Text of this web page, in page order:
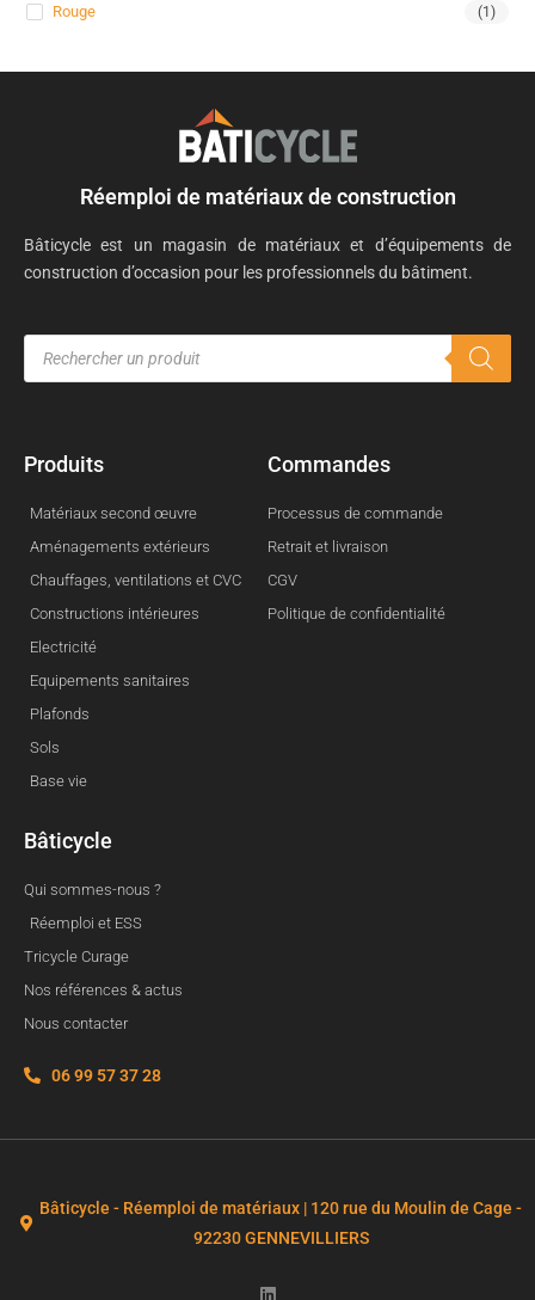
Rouge (1)
Réemploi de matériaux de construction
Bâticycle est un magasin de matériaux et d’équipements de
construction d’occasion pour les professionnels du bâtiment.
Produits
Matériaux second œuvre
Aménagements extérieurs
Chauffages, ventilations et CVC
Constructions intérieures
Electricité
Equipements sanitaires
Plafonds
Sols
Base vie
Commandes
Processus de commande
Retrait et livraison
CGV
Politique de confidentialité
Bâticycle
Qui sommes-nous ?
Réemploi et ESS
Tricycle Curage
Nos références & actus
Nous contacter
06 99 57 37 28
Bâticycle - Réemploi de matériaux | 120 rue du Moulin de Cage -
92230 GENNEVILLIERS